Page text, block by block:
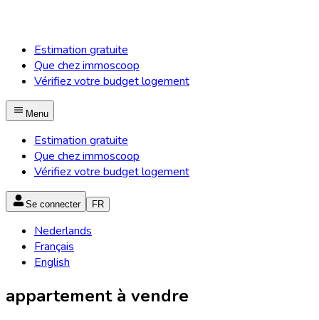
Estimation gratuite
Que chez immoscoop
Vérifiez votre budget logement
Menu
Estimation gratuite
Que chez immoscoop
Vérifiez votre budget logement
Se connecter FR
Nederlands
Français
English
appartement à vendre